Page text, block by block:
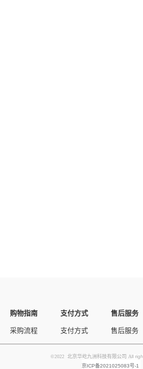
购物指南
采购流程
支付方式
支付方式
售后服务
售后服务
©2022 北京华屹九洲科技有限公司 All
京ICP备2021025083号-1